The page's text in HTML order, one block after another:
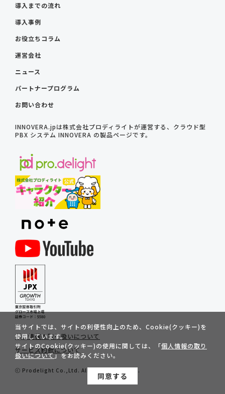
導入までの流れ
導入事例
お役立ちコラム
運営会社
ニュース
パートナープログラム
お問い合わせ
INNOVERA.jpは株式会社プロディライトが運営する、クラウド型
PBX システム INNOVERA の製品ページです。
個人情報の取り扱いについて
サービス約款について
ⓒ Prodelight Co.,Ltd. All Rights Reserved.
当サイトでは、サイトの利便性向上のため、Cookie(クッキー)を
使用しています。
サイトのCookie(クッキー)の使用に関しては、「個人情報の取り
扱いについて」をお読みください。
同意する